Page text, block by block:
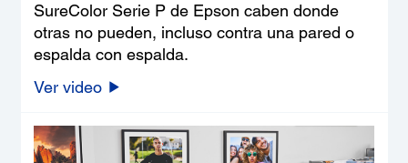
SureColor Serie P de Epson caben donde
otras no pueden, incluso contra una pared o
espalda con espalda.
Ver video